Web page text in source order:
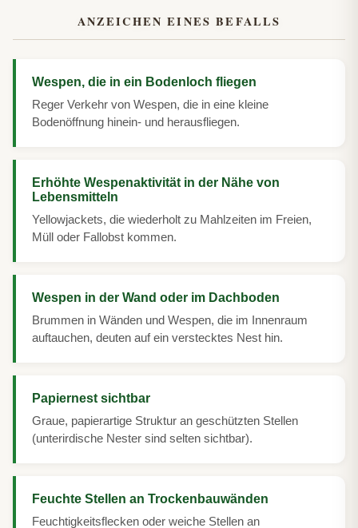
ANZEICHEN EINES BEFALLS
Wespen, die in ein Bodenloch fliegen
Reger Verkehr von Wespen, die in eine kleine
Bodenöffnung hinein- und herausfliegen.
Erhöhte Wespenaktivität in der Nähe von
Lebensmitteln
Yellowjackets, die wiederholt zu Mahlzeiten im Freien,
Müll oder Fallobst kommen.
Wespen in der Wand oder im Dachboden
Brummen in Wänden und Wespen, die im Innenraum
auftauchen, deuten auf ein verstecktes Nest hin.
Papiernest sichtbar
Graue, papierartige Struktur an geschützten Stellen
(unterirdische Nester sind selten sichtbar).
Feuchte Stellen an Trockenbauwänden
Feuchtigkeitsflecken oder weiche Stellen an